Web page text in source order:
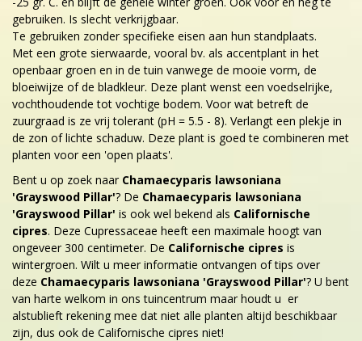
gebruiken. Is slecht verkrijgbaar.
Te gebruiken zonder specifieke eisen aan hun standplaats.
Met een grote sierwaarde, vooral bv. als accentplant in het
openbaar groen en in de tuin vanwege de mooie vorm, de
bloeiwijze of de bladkleur. Deze plant wenst een voedselrijke,
vochthoudende tot vochtige bodem. Voor wat betreft de
zuurgraad is ze vrij tolerant (pH = 5.5 - 8). Verlangt een plekje in
de zon of lichte schaduw. Deze plant is goed te combineren met
planten voor een 'open plaats'.
Bent u op zoek naar Chamaecyparis lawsoniana
'Grayswood Pillar'? De Chamaecyparis lawsoniana
'Grayswood Pillar' is ook wel bekend als Californische
cipres. Deze Cupressaceae heeft een maximale hoogt van
ongeveer 300 centimeter. De Californische cipres is
wintergroen. Wilt u meer informatie ontvangen of tips over
deze Chamaecyparis lawsoniana 'Grayswood Pillar'? U bent
van harte welkom in ons tuincentrum maar houdt u er
alstublieft rekening mee dat niet alle planten altijd beschikbaar
zijn, dus ook de Californische cipres niet!